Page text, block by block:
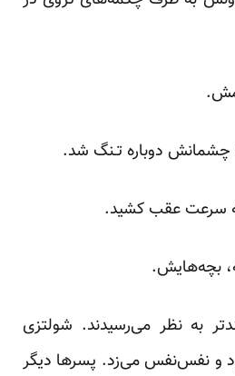
چشمانش دوباره تـنگ شد.
سرعت عقب کشید.
بچه‌هایش.
به نظر می‌رسیدند. شولتزی
و نفس‌نفس می‌زد. پسرها دیگر